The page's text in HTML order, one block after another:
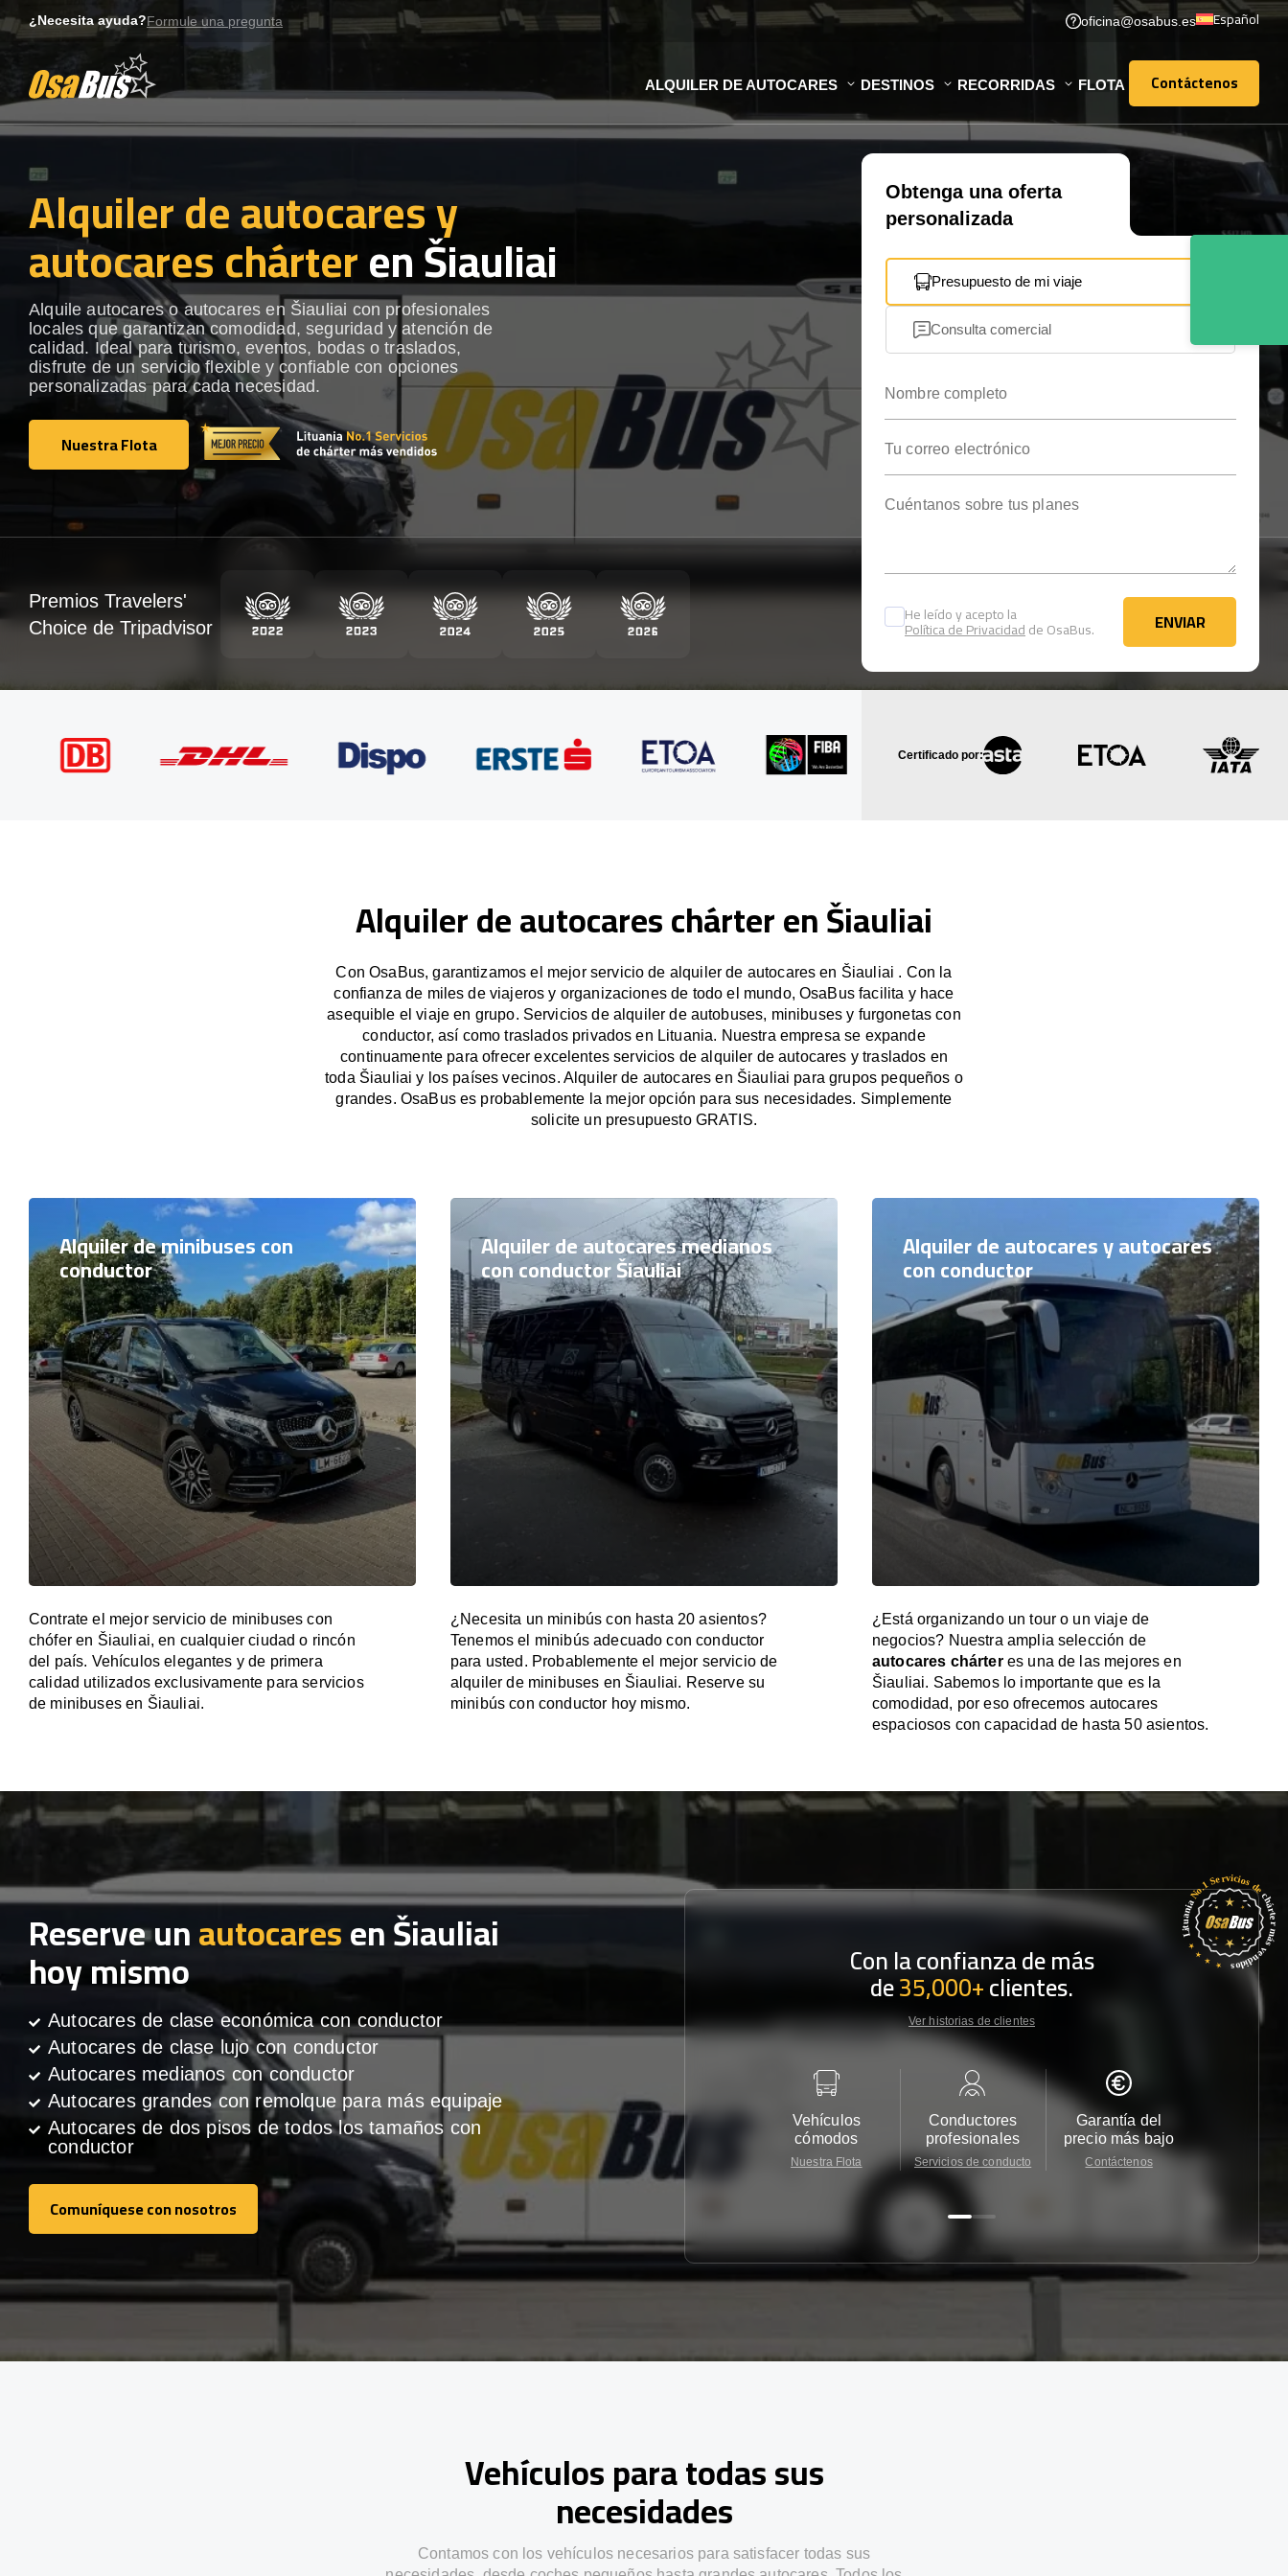
to
¿Necesita ayuda?Formule una pregunta oficina@osabus.es Español
ALQUILER DE AUTOCARES DESTINOS RECORRIDAS FLOTA Contáctenos
Contáctenos
Alquiler de autocares y
autocares chárteren Šiauliai
Alquile autocares o autocares en Šiauliai con profesionales
locales que garantizan comodidad, seguridad y atención de
calidad. Ideal para turismo, eventos, bodas o traslados,
disfrute de un servicio flexible y confiable con opciones
personalizadas para cada necesidad.
Nuestra Flota
Nuestra Flota
Obtenga una oferta
personalizada
Presupuesto de mi viaje
Consulta comercial
He leído y acepto la
Política de Privacidadde OsaBus. ENVIAR
ENVIAR
Premios Travelers'
Choice de Tripadvisor
Certificado por:
Alquiler de autocares chárter en Šiauliai
Con OsaBus, garantizamos el mejor servicio de alquiler de autocares en Šiauliai . Con la
confianza de miles de viajeros y organizaciones de todo el mundo, OsaBus facilita y hace
asequible el viaje en grupo. Servicios de alquiler de autobuses, minibuses y furgonetas con
conductor, así como traslados privados en Lituania. Nuestra empresa se expande
continuamente para ofrecer excelentes servicios de alquiler de autocares y traslados en
toda Šiauliai y los países vecinos. Alquiler de autocares en Šiauliai para grupos pequeños o
grandes. OsaBus es probablemente la mejor opción para sus necesidades. Simplemente
solicite un presupuesto GRATIS.
Alquiler de minibuses con
conductor
Contrate el mejor servicio de minibuses con
chófer en Šiauliai, en cualquier ciudad o rincón
del país. Vehículos elegantes y de primera
calidad utilizados exclusivamente para servicios
de minibuses en Šiauliai.
Alquiler de autocares medianos
con conductor Šiauliai
¿Necesita un minibús con hasta 20 asientos?
Tenemos el minibús adecuado con conductor
para usted. Probablemente el mejor servicio de
alquiler de minibuses en Šiauliai. Reserve su
minibús con conductor hoy mismo.
Alquiler de autocares y autocares
con conductor
¿Está organizando un tour o un viaje de
negocios? Nuestra amplia selección de
autocares chárteres una de las mejores en
Šiauliai. Sabemos lo importante que es la
comodidad, por eso ofrecemos autocares
espaciosos con capacidad de hasta 50 asientos.
Reserve unautocaresen Šiauliai
hoy mismo
Autocares de clase económica con conductor
Autocares de clase lujo con conductor
Autocares medianos con conductor
Autocares grandes con remolque para más equipaje
Autocares de dos pisos de todos los tamaños con
conductor
Comuníquese con nosotros
Comuníquese con nosotros
Con la confianza de más
de35,000+clientes.
Ver historias de clientes
Vehículos
cómodos
Nuestra Flota
Conductores
profesionales
Servicios de conducto
Garantía del
precio más bajo
Contáctenos
Vehículos para todas sus
necesidades
Contamos con los vehículos necesarios para satisfacer todas sus